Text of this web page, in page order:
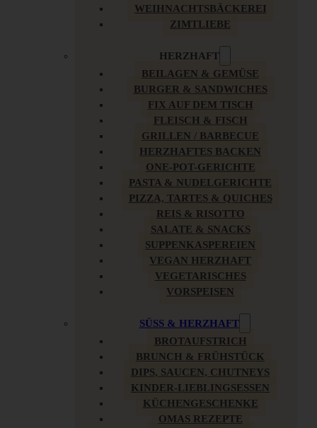
WEIHNACHTSBÄCKEREI
ZIMTLIEBE
HERZHAFT
BEILAGEN & GEMÜSE
BURGER & SANDWICHES
FIX AUF DEM TISCH
FLEISCH & FISCH
GRILLEN / BARBECUE
HERZHAFTES BACKEN
ONE-POT-GERICHTE
PASTA & NUDELGERICHTE
PIZZA, TARTES & QUICHES
REIS & RISOTTO
SALATE & SNACKS
SUPPENKASPEREIEN
VEGAN HERZHAFT
VEGETARISCHES
VORSPEISEN
SÜSS & HERZHAFT
BROTAUFSTRICH
BRUNCH & FRÜHSTÜCK
DIPS, SAUCEN, CHUTNEYS
KINDER-LIEBLINGSESSEN
KÜCHENGESCHENKE
OMAS REZEPTE